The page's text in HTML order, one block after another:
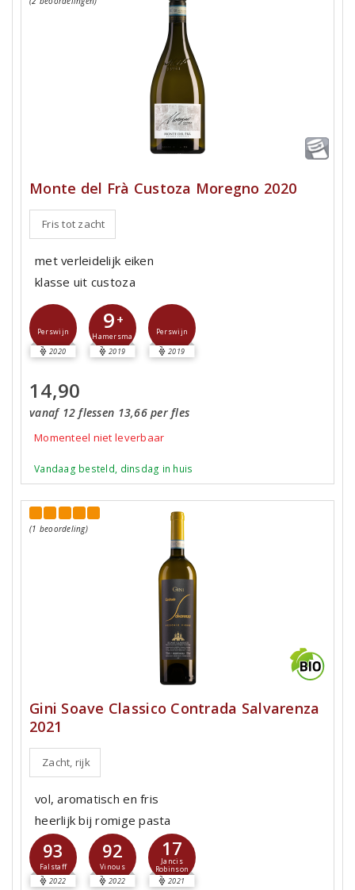
Monte del Frà Custoza Moregno 2020
Fris tot zacht
met verleidelijk eiken
klasse uit custoza
Perswijn
2020
9 +
Hamersma
2019
Perswijn
2019
14,90
vanaf 12 flessen 13,66 per fles
Momenteel niet leverbaar
Vandaag besteld, dinsdag in huis
(1 beoordeling)
Gini Soave Classico Contrada Salvarenza
2021
Zacht, rijk
vol, aromatisch en fris
heerlijk bij romige pasta
93
Falstaff
2022
92
Vinous
2022
17
Jancis
Robinson
2021